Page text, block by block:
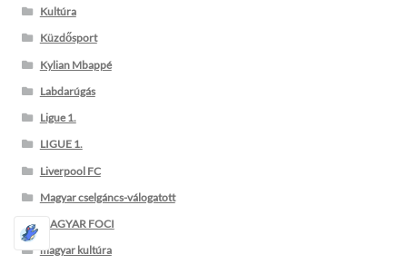
Kultúra
Küzdősport
Kylian Mbappé
Labdarúgás
Ligue 1.
LIGUE 1.
Liverpool FC
Magyar cselgáncs-válogatott
MAGYAR FOCI
magyar kultúra